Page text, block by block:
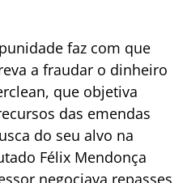
faz com que
a fraudar o dinheiro
que objetiva
das emendas
do seu alvo na
Félix Mendonça
negociava repasses